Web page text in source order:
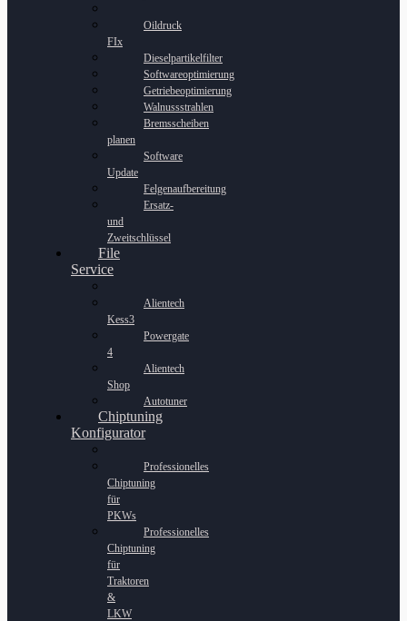
Oildruck
FIx
Dieselpartikelfilter
Softwareoptimierung
Getriebeoptimierung
Walnussstrahlen
Bremsscheiben
planen
Software
Update
Felgenaufbereitung
Ersatz-
und
Zweitschlüssel
File
Service
Alientech
Kess3
Powergate
4
Alientech
Shop
Autotuner
Chiptuning
Konfigurator
Professionelles
Chiptuning
für
PKWs
Professionelles
Chiptuning
für
Traktoren
&
LKW